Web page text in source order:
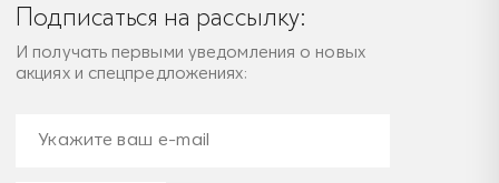
Подписаться на рассылку:
И получать первыми уведомления о новых
акциях и спецпредложениях: